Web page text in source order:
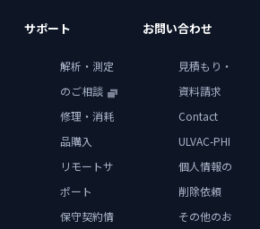
サポート
解析・測定
のご相談
修理・消耗
品購入
リモートサ
ポート
保守契約情
お問い合わせ
見積もり・
資料請求
Contact
ULVAC-PHI
個人情報の
削除依頼
その他のお